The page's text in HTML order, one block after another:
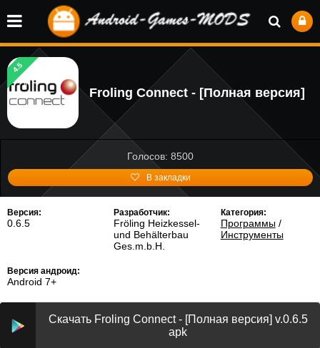
4.5
Froling Connect - [Полная версия]
Голосов: 8500
В закладки
Версия:
0.6.5
Разработчик:
Fröling Heizkessel-
und Behälterbau
Ges.m.b.H.
Категория:
Программы/
Инструменты
Версия андроид:
Android 7+
Скачать Froling Connect - [Полная версия] v.0.6.5
apk